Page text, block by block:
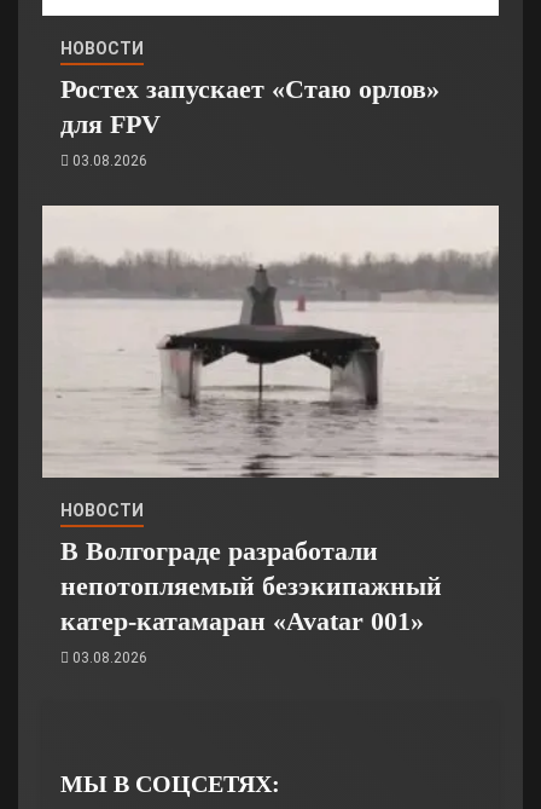
НОВОСТИ
Ростех запускает «Стаю орлов»
для FPV
03.08.2026
НОВОСТИ
В Волгограде разработали
непотопляемый безэкипажный
катер-катамаран «Avatar 001»
03.08.2026
МЫ В СОЦСЕТЯХ: